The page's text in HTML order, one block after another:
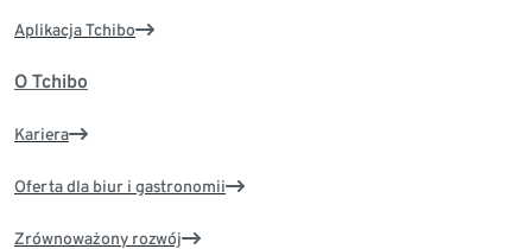
Aplikacja Tchibo
O Tchibo
Kariera
Oferta dla biur i gastronomii
Zrównoważony rozwój